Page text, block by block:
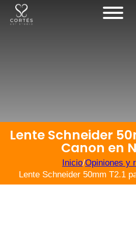
Lente Schneider
Canon en
Inicio/Opiniones y
Lente Schneider 50mm T2.1